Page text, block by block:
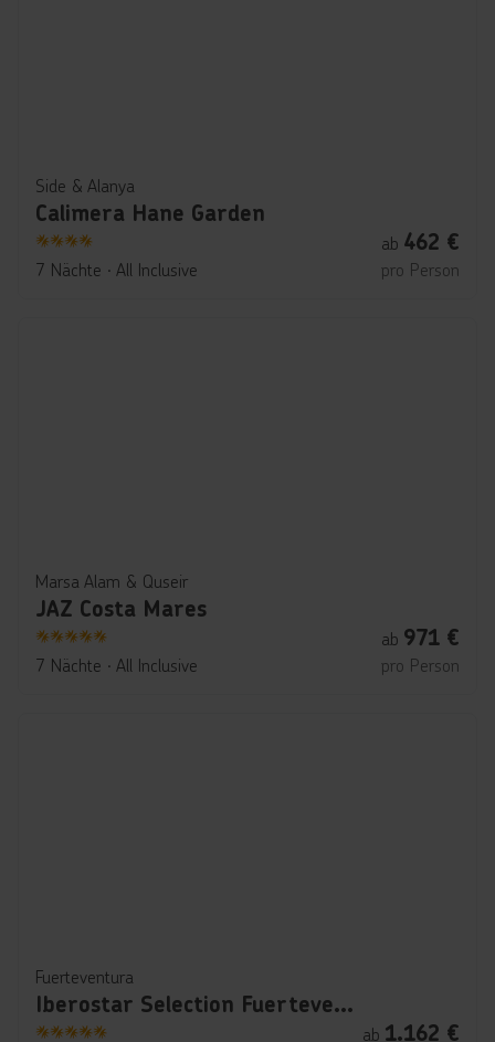
Side & Alanya
Calimera Hane Garden
4
7 Nächte ∙ All Inclusive
ab 462 €
pro Person
Marsa Alam & Quseir
JAZ Costa Mares
5
7 Nächte ∙ All Inclusive
ab 971 €
pro Person
Fuerteventura
Iberostar Selection Fuerteventura Palace
ab 1.162 €